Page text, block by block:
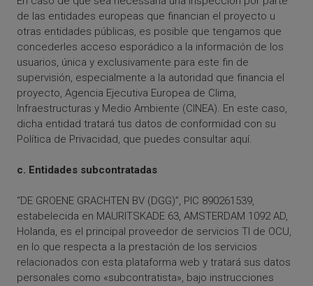
de las entidades europeas que financian el proyecto u
otras entidades públicas, es posible que tengamos que
concederles acceso esporádico a la información de los
usuarios, única y exclusivamente para este fin de
supervisión, especialmente a la autoridad que financia el
proyecto, Agencia Ejecutiva Europea de Clima,
Infraestructuras y Medio Ambiente (CINEA). En este caso,
dicha entidad tratará tus datos de conformidad con su
Política de Privacidad, que puedes consultar aquí.
c. Entidades subcontratadas
“DE GROENE GRACHTEN BV (DGG)”, PIC 890261539,
estabelecida en MAURITSKADE 63, AMSTERDAM 1092 AD,
Holanda, es el principal proveedor de servicios TI de OCU,
en lo que respecta a la prestación de los servicios
relacionados con esta plataforma web y tratará sus datos
personales como «subcontratista», bajo instrucciones